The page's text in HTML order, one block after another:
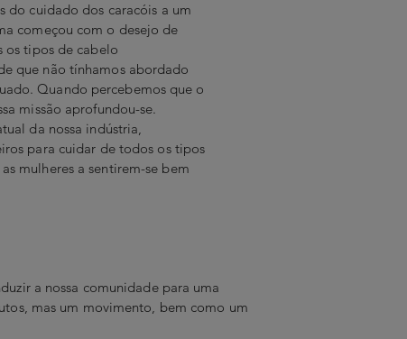
do cuidado dos caracóis a um
começou com o desejo de
os tipos de cabelo
que não tínhamos abordado
Quando percebemos que o
missão aprofundou-se.
da nossa indústria,
para cuidar de todos os tipos
mulheres a sentirem-se bem
a nossa comunidade para uma
mas um movimento, bem como um